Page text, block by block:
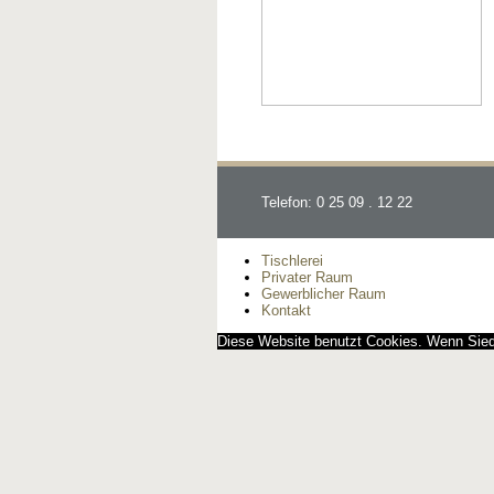
Telefon: 0 25 09 . 12 22
Tischlerei
Privater Raum
Gewerblicher Raum
Kontakt
Diese Website benutzt Cookies. Wenn